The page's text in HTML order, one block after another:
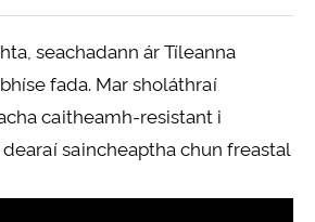
seachadann ár Tíleanna
fada. Mar sholáthraí
caitheamh-resistant i
saincheaptha chun freastal